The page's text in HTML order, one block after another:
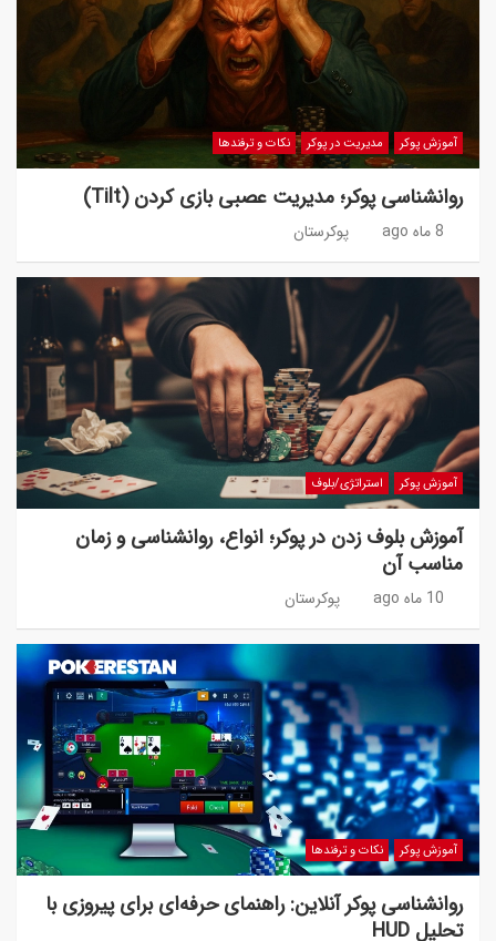
آموزش پوکر مدیریت در پوکر نکات و ترفندها
روانشناسی پوکر؛ مدیریت عصبی بازی کردن (Tilt)
8 ماه ago پوکرستان
آموزش پوکر استراتژی/بلوف
آموزش بلوف زدن در پوکر؛ انواع، روانشناسی و زمان
مناسب آن
10 ماه ago پوکرستان
آموزش پوکر نکات و ترفندها
روانشناسی پوکر آنلاین: راهنمای حرفه‌ای برای پیروزی با
تحلیل HUD